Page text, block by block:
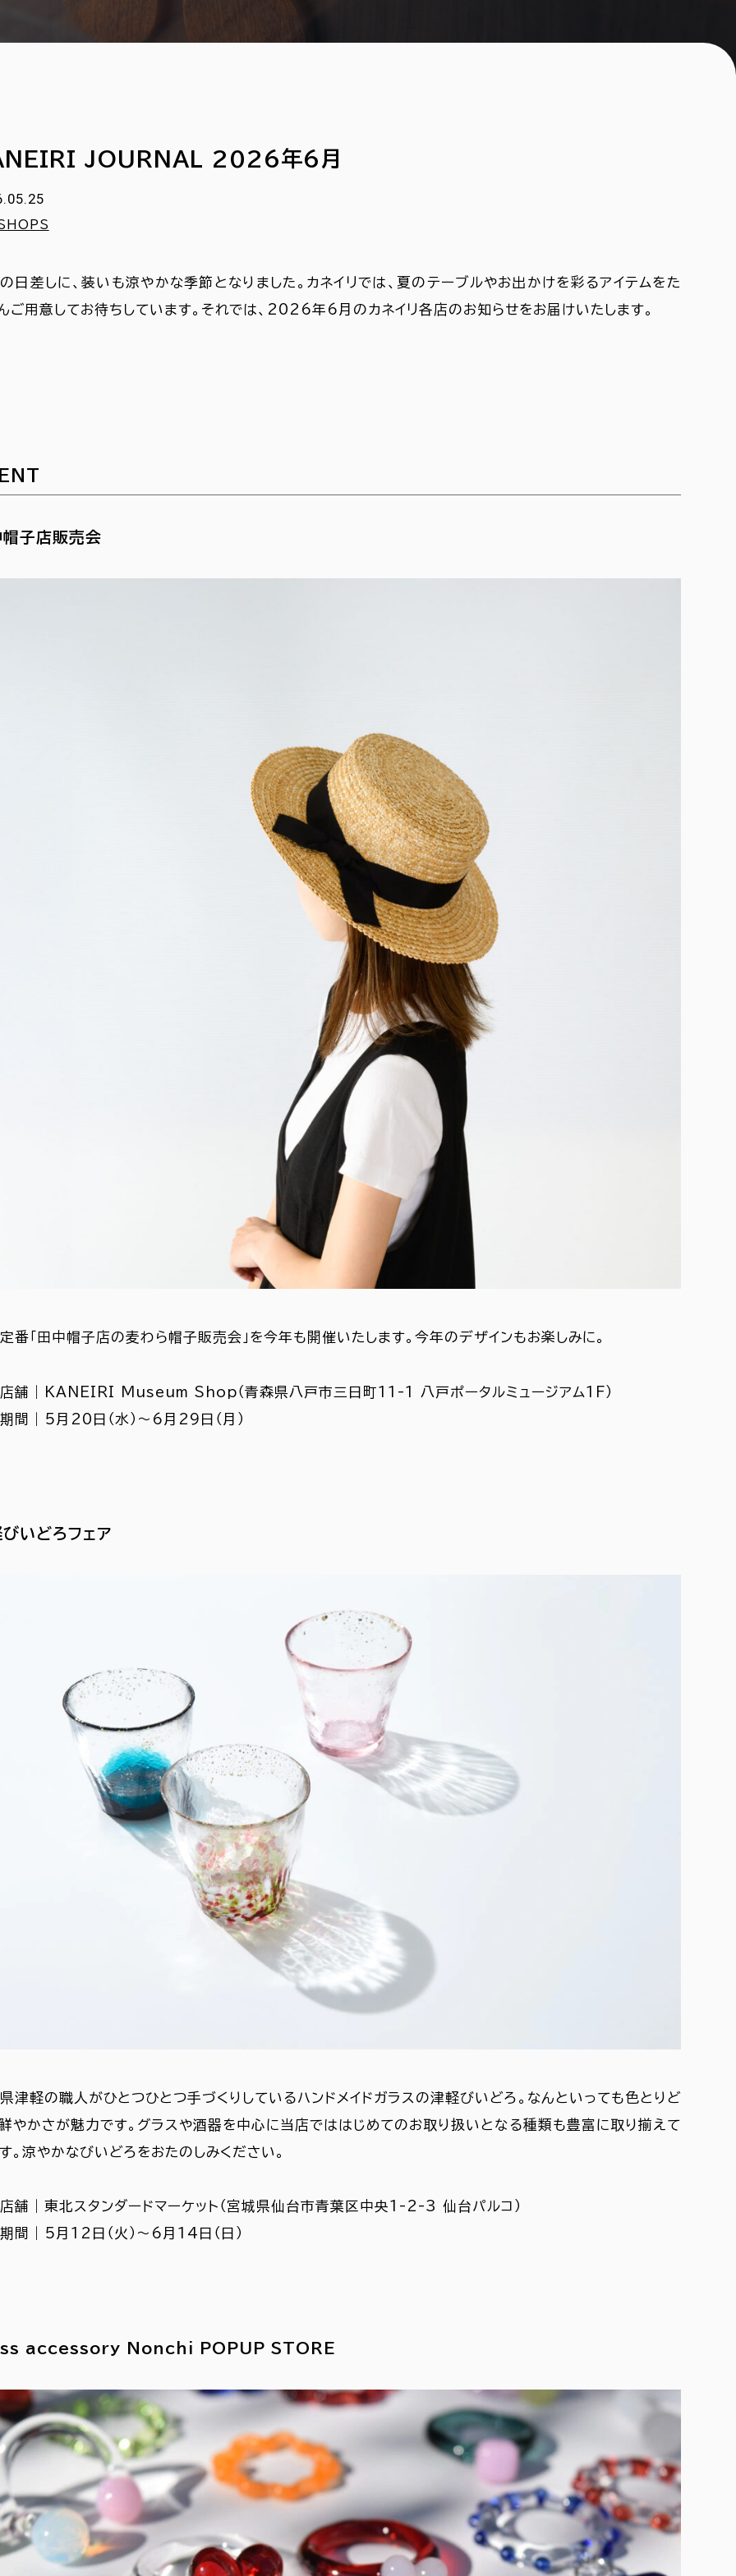
JOURNAL 2026年6月
日差しに、装いも涼やかな季節となりました。カネイリでは、夏のテーブルやお出かけを彩るアイテムをた
ご用意してお待ちしています。それでは、2026年6月のカネイリ各店のお知らせをお届けいたします。
子店販売会
番「田中帽子店の麦わら帽子販売会」を今年も開催いたします。今年のデザインもお楽しみに。
舗｜KANEIRI Museum Shop（青森県八戸市三日町11-1 八戸ポータルミュージアム1F）
間｜5月20日（水）～6月29日（月）
いどろフェア
津軽の職人がひとつひとつ手づくりしているハンドメイドガラスの津軽びいどろ。なんといっても色とりど
やかさが魅力です。グラスや酒器を中心に当店でははじめてのお取り扱いとなる種類も豊富に取り揃えて
。涼やかなびいどろをおたのしみください。
舗｜東北スタンダードマーケット（宮城県仙台市青葉区中央1-2-3 仙台パルコ）
間｜5月12日（火）～6月14日（日）
accessory Nonchi POPUP STORE